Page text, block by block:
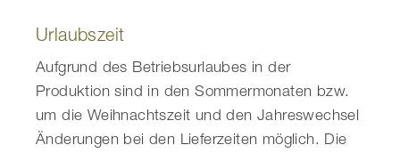
Urlaubszeit
Aufgrund des Betriebsurlaubes in der
Produktion sind in den Sommermonaten bzw.
um die Weihnachtszeit und den Jahreswechsel
Änderungen bei den Lieferzeiten möglich. Die